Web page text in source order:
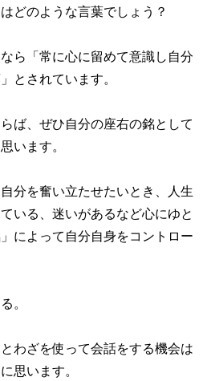
どのような言葉でしょう？
ら「常に心に留めて意識し自分
とされています。
ば、ぜひ自分の座右の銘として
います。
分を奮い立たせたいとき、人生
いる、迷いがあるなど心にゆと
によって自分自身をコントロー
。
わざを使って会話をする機会は
思います。